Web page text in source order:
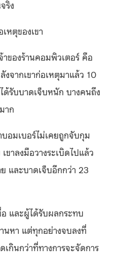
ริง
หตุของเขา
ของร้านคอมพิวเตอร์ คือ
จากเขาก่อเหตุมาแล้ว 10
ด้รับบาดเจ็บหนัก บางคนถึง
าก
อมเบอร์ไม่เคยถูกจับกุม
ขาลงมือวางระเบิดไปแล้ว
และบาดเจ็บอีกกว่า 23
และผู้ได้รับผลกระทบ
นหา แต่ทุกอย่างจบลงที่
กินกว่าที่ทางการจะจัดการ